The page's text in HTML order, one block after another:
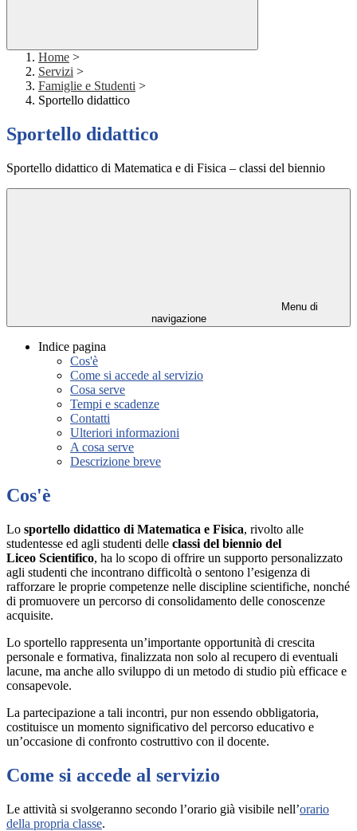
Home >
Servizi >
Famiglie e Studenti >
Sportello didattico
Sportello didattico
Sportello didattico di Matematica e di Fisica – classi del biennio
Menu di
navigazione
Indice pagina
Cos'è
Come si accede al servizio
Cosa serve
Tempi e scadenze
Contatti
Ulteriori informazioni
A cosa serve
Descrizione breve
Cos'è
Lo sportello didattico di Matematica e Fisica, rivolto alle
studentesse ed agli studenti delle classi del biennio del
Liceo Scientifico, ha lo scopo di offrire un supporto personalizzato
agli studenti che incontrano difficoltà o sentono l’esigenza di
rafforzare le proprie competenze nelle discipline scientifiche, nonché
di promuovere un percorso di consolidamento delle conoscenze
acquisite.
Lo sportello rappresenta un’importante opportunità di crescita
personale e formativa, finalizzata non solo al recupero di eventuali
lacune, ma anche allo sviluppo di un metodo di studio più efficace e
consapevole.
La partecipazione a tali incontri, pur non essendo obbligatoria,
costituisce un momento significativo del percorso educativo e
un’occasione di confronto costruttivo con il docente.
Come si accede al servizio
Le attività si svolgeranno secondo l’orario già visibile nell’orario
della propria classe.